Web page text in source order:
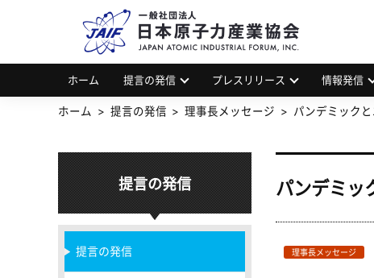
ホーム 提言の発信 プレスリリース 情報発信
ホーム 提言の発信 理事長メッセージ パンデミック
パンデミッ
理事長メッセージ
提言の発信
提言の発信